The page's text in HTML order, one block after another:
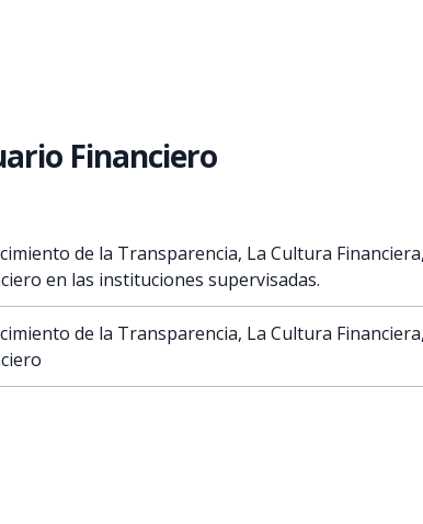
Financiero
de la Transparencia, La Cultura
en las instituciones supervisadas.
de la Transparencia, La Cultura